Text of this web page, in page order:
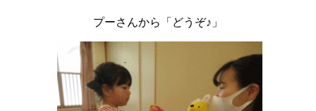
プーさんから「どうぞ♪」